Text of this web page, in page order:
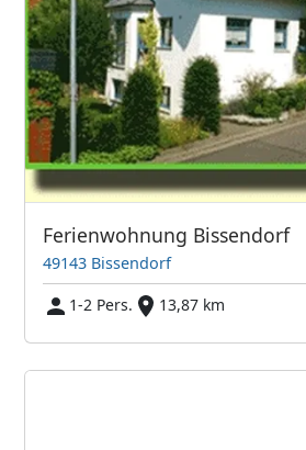
Ferienwohnung Bissendorf
49143 Bissendorf
1-2 Pers.
13,87 km